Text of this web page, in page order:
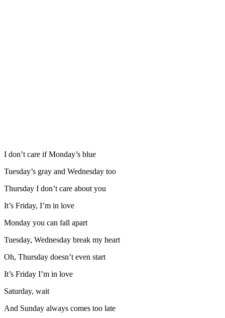
I don’t care if Monday’s blue
Tuesday’s gray and Wednesday too
Thursday I don’t care about you
It’s Friday, I’m in love
Monday you can fall apart
Tuesday, Wednesday break my heart
Oh, Thursday doesn’t even start
It’s Friday I’m in love
Saturday, wait
And Sunday always comes too late